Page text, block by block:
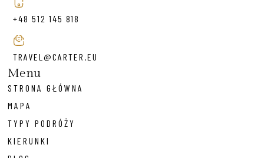
+48 512 145 818
TRAVEL@CARTER.EU
Menu
STRONA GŁÓWNA
MAPA
TYPY PODRÓŻY
KIERUNKI